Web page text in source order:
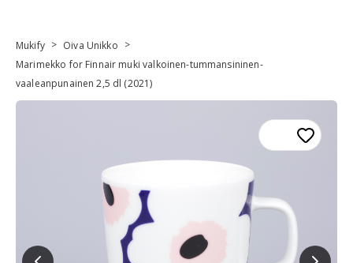
Mukify > Oiva Unikko >
Marimekko for Finnair muki valkoinen-tummansininen-
vaaleanpunainen 2,5 dl (2021)